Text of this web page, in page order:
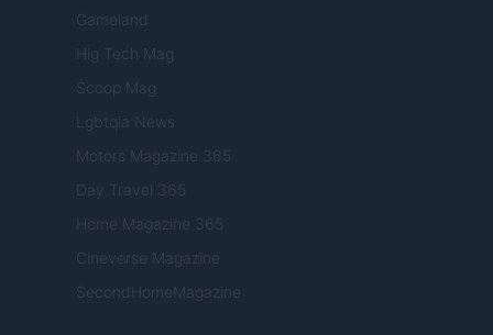
Gameland
Hig Tech Mag
Scoop Mag
Lgbtqia News
Motors Magazine 365
Day Travel 365
Home Magazine 365
Cineverse Magazine
SecondHomeMagazine